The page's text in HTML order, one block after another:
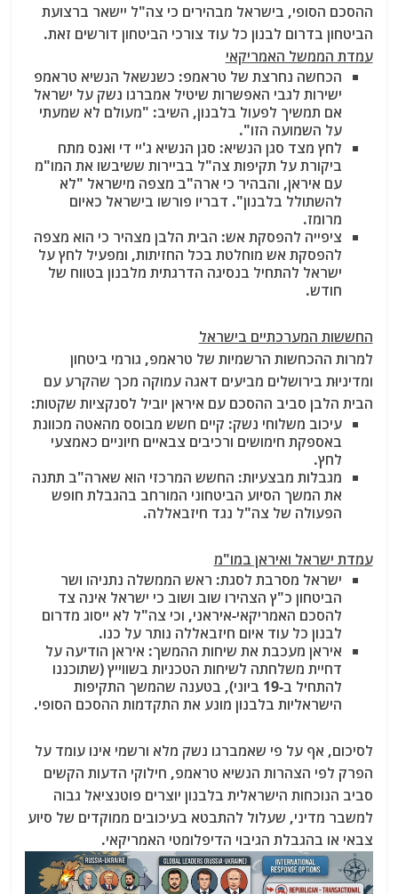
ההסכם הסופי, בישראל מבהירים כי צה"ל יישאר ברצועת
הביטחון בדרום לבנון כל עוד צורכי הביטחון דורשים זאת.
עמדת הממשל האמריקאי
הכחשה נחרצת של טראמפ: כשנשאל הנשיא טראמפ
ישירות לגבי האפשרות שיטיל אמברגו נשק על ישראל
אם תמשיך לפעול בלבנון, השיב: "מעולם לא שמעתי
על השמועה הזו".
לחץ מצד סגן הנשיא: סגן הנשיא ג'יי די ואנס מתח
ביקורת על תקיפות צה"ל בביירות ששיבשו את המו"מ
עם איראן, והבהיר כי ארה"ב מצפה מישראל "לא
להשתולל בלבנון". דבריו פורשו בישראל כאיום
מרומז.
ציפייה להפסקת אש: הבית הלבן מצהיר כי הוא מצפה
להפסקת אש מוחלטת בכל החזיתות, ומפעיל לחץ על
ישראל להתחיל בנסיגה הדרגתית מלבנון בטווח של
חודש.
החששות המערכתיים בישראל
למרות ההכחשות הרשמיות של טראמפ, גורמי ביטחון
ומדיניוּת בירושלים מביעים דאגה עמוקה מכך שהקרע עם
הבית הלבן סביב ההסכם עם איראן יוביל לסנקציות שקטות:
עיכוב משלוחי נשק: קיים חשש מבוסס מהאטה מכוונת
באספקת חימושים ורכיבים צבאיים חיוניים כאמצעי
לחץ.
מגבלות מבצעיות: החשש המרכזי הוא שארה"ב תתנה
את המשך הסיוע הביטחוני המורחב בהגבלת חופש
הפעולה של צה"ל נגד חיזבאללה.
עמדת ישראל ואיראן במו"מ
ישראל מסרבת לסגת: ראש הממשלה נתניהו ושר
הביטחון כ"ץ הצהירו שוב ושוב כי ישראל אינה צד
להסכם האמריקאי-איראני, וכי צה"ל לא ייסוג מדרום
לבנון כל עוד איום חיזבאללה נותר על כנו.
איראן מעכבת את שיחות ההמשך: איראן הודיעה על
דחיית משלחתה לשיחות הטכניות בשווייץ (שתוכננו
להתחיל ב-19 ביוני), בטענה שהמשך התקיפות
הישראליות בלבנון מונע את התקדמות ההסכם הסופי.
לסיכום, אף על פי שאמברגו נשק מלא ורשמי אינו עומד על
הפרק לפי הצהרות הנשיא טראמפ, חילוקי הדעות הקשים
סביב הנוכחות הישראלית בלבנון יוצרים פוטנציאל גבוה
למשבר מדיני, שעלול להתבטא בעיכובים ממוקדים של סיוע
צבאי או בהגבלת הגיבוי הדיפלומטי האמריקאי.